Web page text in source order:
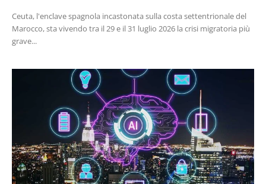
Ceuta, l'enclave spagnola incastonata sulla costa settentrionale del
Marocco, sta vivendo tra il 29 e il 31 luglio 2026 la crisi migratoria più
grave...